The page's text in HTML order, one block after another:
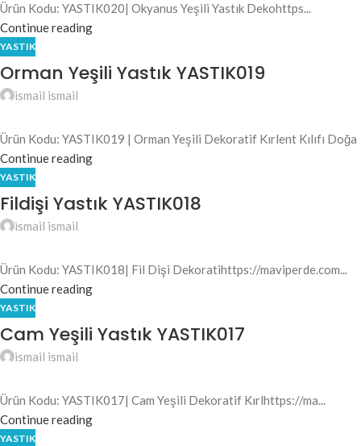
Ürün Kodu: YASTIK020| Okyanus Yeşili Yastık Dekohttps...
Continue reading
YASTIK
Orman Yeşili Yastık YASTIK019
ismail ismail
Ürün Kodu: YASTIK019 | Orman Yeşili Dekoratif Kırlent Kılıfı Doğa
Continue reading
YASTIK
Fildişi Yastık YASTIK018
ismail ismail
Ürün Kodu: YASTIK018| Fil Dişi Dekoratihttps://maviperde.com...
Continue reading
YASTIK
Cam Yeşili Yastık YASTIK017
ismail ismail
Ürün Kodu: YASTIK017| Cam Yeşili Dekoratif Kırlhttps://ma...
Continue reading
YASTIK